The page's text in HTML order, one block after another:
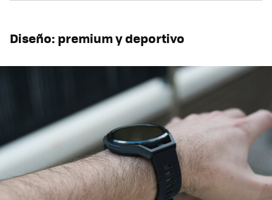
Diseño: premium y deportivo